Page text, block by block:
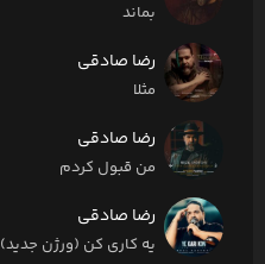
بماند
رضا صادقی
مثلا
رضا صادقی
من قبول کردم
رضا صادقی
یه کاری کن (ورژن جدید)